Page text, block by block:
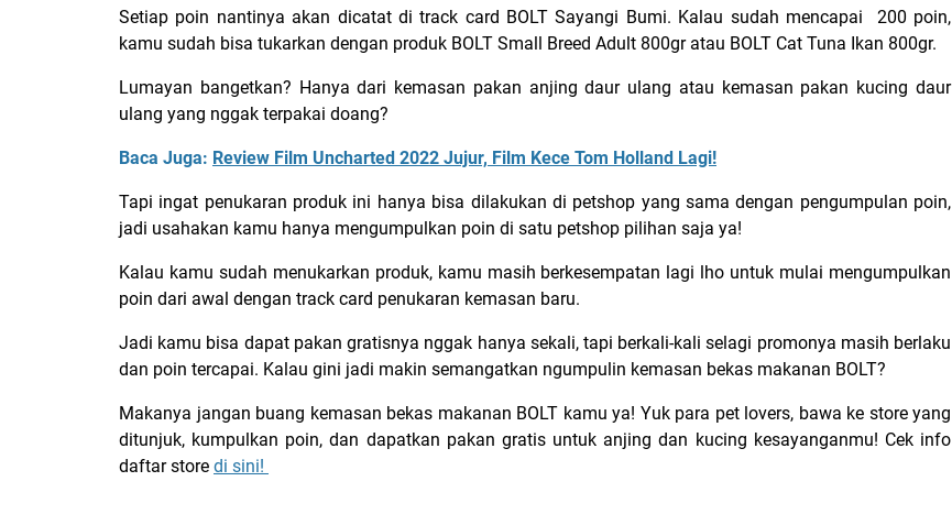
Setiap poin nantinya akan dicatat di track card BOLT Sayangi Bumi. Kalau sudah mencapai 200 poin,
kamu sudah bisa tukarkan dengan produk BOLT Small Breed Adult 800gr atau BOLT Cat Tuna Ikan 800gr.
Lumayan bangetkan? Hanya dari kemasan pakan anjing daur ulang atau kemasan pakan kucing daur
ulang yang nggak terpakai doang?
Baca Juga: Review Film Uncharted 2022 Jujur, Film Kece Tom Holland Lagi!
Tapi ingat penukaran produk ini hanya bisa dilakukan di petshop yang sama dengan pengumpulan poin,
jadi usahakan kamu hanya mengumpulkan poin di satu petshop pilihan saja ya!
Kalau kamu sudah menukarkan produk, kamu masih berkesempatan lagi lho untuk mulai mengumpulkan
poin dari awal dengan track card penukaran kemasan baru.
Jadi kamu bisa dapat pakan gratisnya nggak hanya sekali, tapi berkali-kali selagi promonya masih berlaku
dan poin tercapai. Kalau gini jadi makin semangatkan ngumpulin kemasan bekas makanan BOLT?
Makanya jangan buang kemasan bekas makanan BOLT kamu ya! Yuk para pet lovers, bawa ke store yang
ditunjuk, kumpulkan poin, dan dapatkan pakan gratis untuk anjing dan kucing kesayanganmu! Cek info
daftar store di sini!